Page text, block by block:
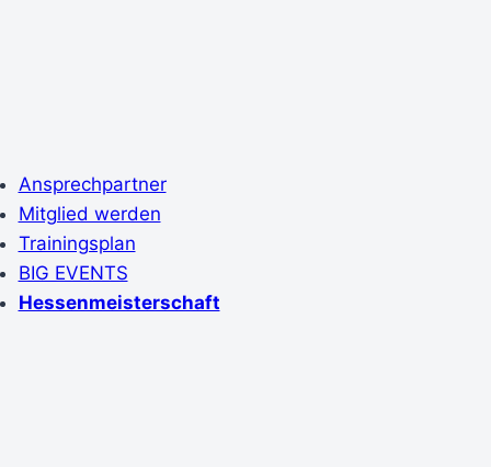
Ansprechpartner
Mitglied werden
Trainingsplan
BIG EVENTS
Hessenmeisterschaft